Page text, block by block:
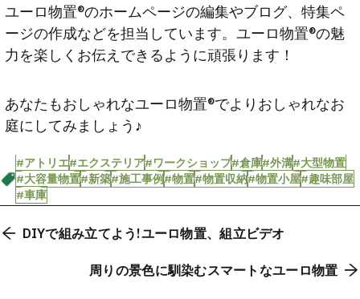
ユーロ物置®︎のホームページの編集やブログ、特集ペ
ージの作成などを担当しています。ユーロ物置®︎の魅
力を楽しくお伝えできるように頑張ります！
あなたもおしゃれなユーロ物置®︎でよりおしゃれなお
庭にしてみましょう♪
#アトリエ#エクステリア#ワークショップ#倉庫#外溝#大型物置
#大容量物置#新築#施工事例#物置#物置収納#物置小屋#趣味部屋
#車庫
DIYで組み立てよう!ユーロ物置、組立ビデオ
周りの景色に馴染むスマートなユーロ物置